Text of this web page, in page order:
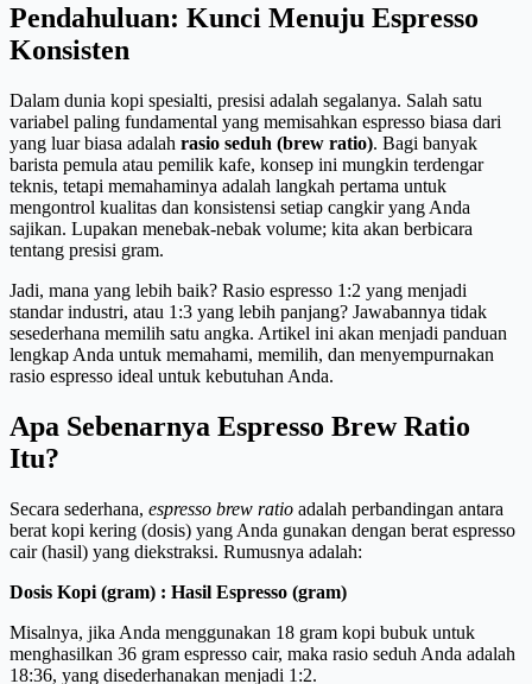
Pendahuluan: Kunci Menuju Espresso
Konsisten
Dalam dunia kopi spesialti, presisi adalah segalanya. Salah satu
variabel paling fundamental yang memisahkan espresso biasa dari
yang luar biasa adalah rasio seduh (brew ratio). Bagi banyak
barista pemula atau pemilik kafe, konsep ini mungkin terdengar
teknis, tetapi memahaminya adalah langkah pertama untuk
mengontrol kualitas dan konsistensi setiap cangkir yang Anda
sajikan. Lupakan menebak-nebak volume; kita akan berbicara
tentang presisi gram.
Jadi, mana yang lebih baik? Rasio espresso 1:2 yang menjadi
standar industri, atau 1:3 yang lebih panjang? Jawabannya tidak
sesederhana memilih satu angka. Artikel ini akan menjadi panduan
lengkap Anda untuk memahami, memilih, dan menyempurnakan
rasio espresso ideal untuk kebutuhan Anda.
Apa Sebenarnya Espresso Brew Ratio
Itu?
Secara sederhana, espresso brew ratio adalah perbandingan antara
berat kopi kering (dosis) yang Anda gunakan dengan berat espresso
cair (hasil) yang diekstraksi. Rumusnya adalah:
Dosis Kopi (gram) : Hasil Espresso (gram)
Misalnya, jika Anda menggunakan 18 gram kopi bubuk untuk
menghasilkan 36 gram espresso cair, maka rasio seduh Anda adalah
18:36, yang disederhanakan menjadi 1:2.